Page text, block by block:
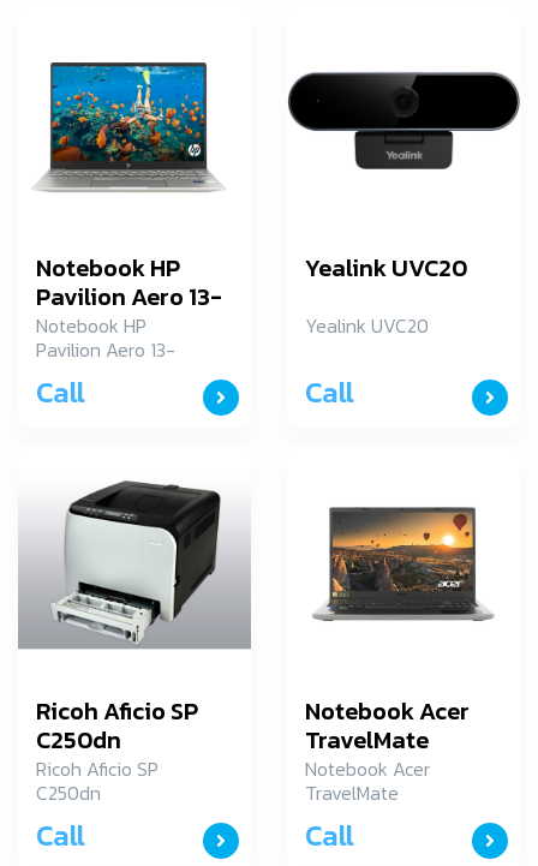
Notebook HP
Pavilion Aero 13-
be2063AU
Notebook HP
Pavilion Aero 13-
Call
Yealink UVC20
Yealink UVC20
Call
Ricoh Aficio SP
C250dn
Ricoh Aficio SP
C250dn
Call
Notebook Acer
TravelMate
TMP215-54-
57G0/T002
Notebook Acer
TravelMate
57G0/T002
Call